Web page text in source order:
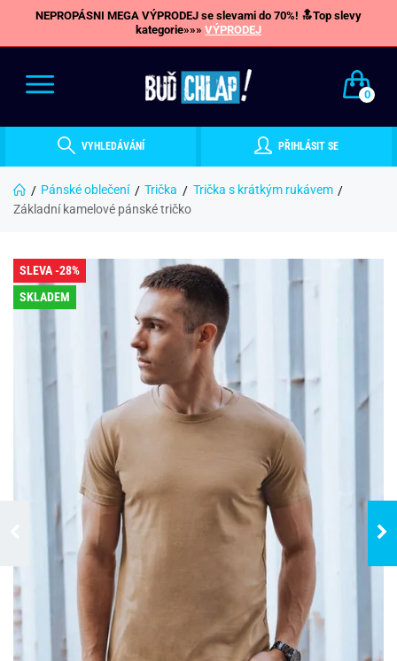
NEPROPÁSNI MEGA VÝPRODEJ se slevami do 70%! 🔝Top slevy
kategorie»»» VÝPRODEJ
0
VYHLEDÁVÁNÍ PŘIHLÁSIT SE
Pánské oblečení Trička
Trička s krátkým rukávem
Základní kamelové pánské tričko
SLEVA -28%
SKLADEM